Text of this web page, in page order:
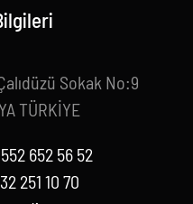
Sokak No:9
TÜRKİYE
652 56 52
251 10 70